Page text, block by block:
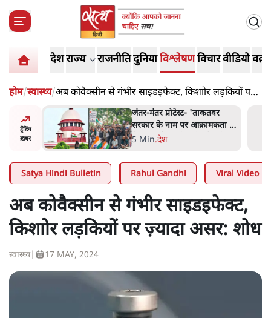
देशराज्य राजनीतिदुनियाविश्लेषणविचारवीडियो
होम/स्वास्थ्य/अब कोवैक्सीन से गंभीर साइडइफेक्ट, किशाोर लड़कियों पर
ज़्यादा असर: शोध
ट्रेंडिंग
ख़बर
न
सुने':
जंतर मंतर प्रोटेस्ट: 'युवाओं को
प्रताड़ित किया जा रहा है, पर मोदी-
शाह में बोलने की हिम्मत नहीं'-
7 Min.देश
Satya Hindi Bulletin Rahul Gandhi Viral Video
अब कोवैक्सीन से गंभीर साइडइफेक्ट,
किशाोर लड़कियों पर ज़्यादा असर: शोध
स्वास्थ्य| 17 MAY, 2024